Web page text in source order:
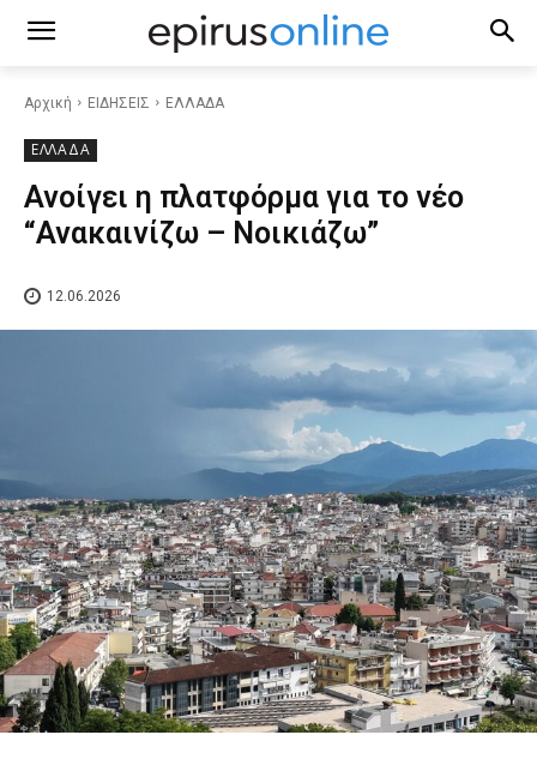
Αρχική ΕΙΔΗΣΕΙΣ ΕΛΛΑΔΑ
ΕΛΛΑΔΑ
Ανοίγει η πλατφόρμα για το νέο
“Ανακαινίζω – Νοικιάζω”
12.06.2026